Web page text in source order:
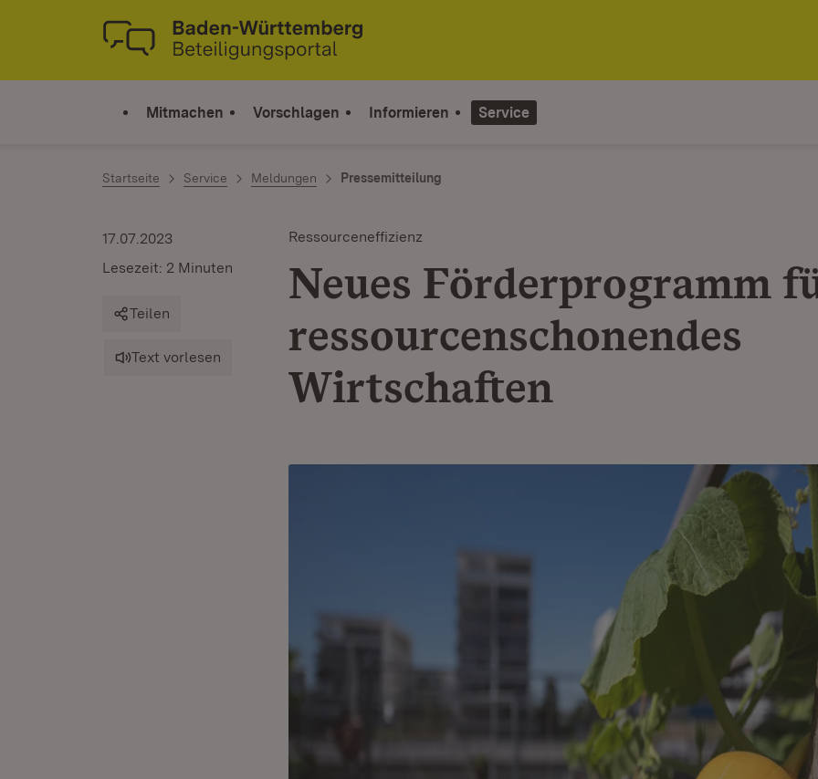
Zum Inhalt springen
Link zur Startseite
Mitmachen Vorschlagen Informieren Service
Startseite Service Meldungen Pressemitteilung
Ressourceneffizienz
Neues Förderprogramm
ressourcenschonendes
Wirtschaften
17.07.2023
Lesezeit: 2 Minuten
Teilen
Text vorlesen